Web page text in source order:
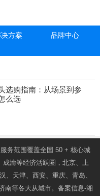
方案
品牌中心
选购指南：从场景到参
么选
务范围覆盖全国 50 + 核心城
渝等经济活跃圈，北京、上
、天津、西安、重庆、青岛、
南等各大从城市。备案信息-湘